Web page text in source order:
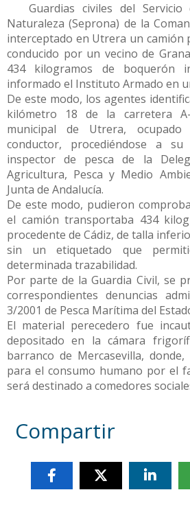
Guardias civiles del
Naturaleza (Seprona) de la
interceptado en Utrera un camión
conducido por un vecino de
434 kilogramos de boquerón
informado el Instituto Armado en
De este modo, los agentes
kilómetro 18 de la carretera
municipal de Utrera,
conductor, procediéndose a
inspector de pesca de la
Agricultura, Pesca y Medio
Junta de Andalucía.
De este modo, pudieron
el camión transportaba 434
procedente de Cádiz, de talla
sin un etiquetado que
determinada trazabilidad.
Por parte de la Guardia Civil, se
correspondientes denuncias
3/2001 de Pesca Marítima del
El material perecedero fue
depositado en la cámara
barranco de Mercasevilla,
para el consumo humano por el
será destinado a comedores
Compartir